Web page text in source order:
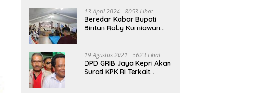
13 April 2024 8053 Lihat
Beredar Kabar Bupati
Bintan Roby Kurniawan
Open House Apri Sujadi
19 Agustus 2021 5623 Lihat
DPD GRIB Jaya Kepri Akan
Surati KPK RI Terkait